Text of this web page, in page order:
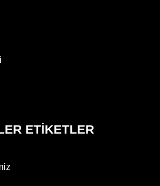
ETIKETLER